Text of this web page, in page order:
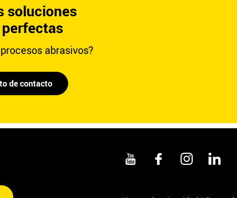
soluciones
abrasivos?
de contacto